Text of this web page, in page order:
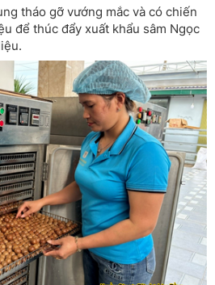
tháo gỡ vướng mắc và có chiến
để thúc đẩy xuất khẩu sâm Ngọc